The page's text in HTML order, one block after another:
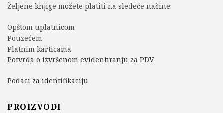
Željene knjige možete platiti na sledeće načine:
Opštom uplatnicom
Pouzećem
Platnim karticama
Potvrda o izvršenom evidentiranju za PDV
Podaci za identifikaciju
PROIZVODI